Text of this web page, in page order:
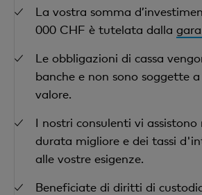
La vostra somma
000 CHF è tutelata dalla
Le obbligazioni di cassa
banche e non sono soggette
valore.
I nostri consulenti vi assistono
durata migliore e dei tassi
alle vostre esigenze.
Beneficiate di diritti di